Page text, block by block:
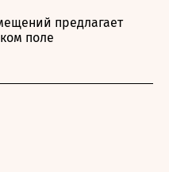
предлагает
поле